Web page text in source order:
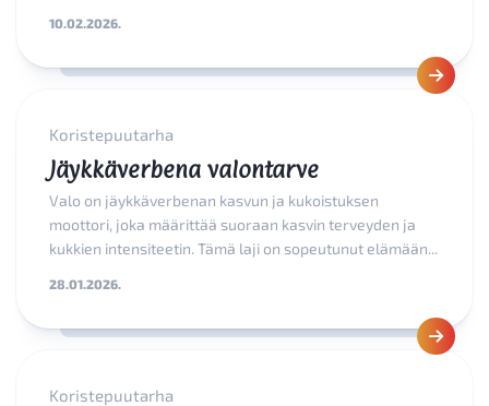
10.02.2026.
Koristepuutarha
Jäykkäverbena valontarve
Valo on jäykkäverbenan kasvun ja kukoistuksen
moottori, joka määrittää suoraan kasvin terveyden ja
kukkien intensiteetin. Tämä laji on sopeutunut elämään...
28.01.2026.
Koristepuutarha